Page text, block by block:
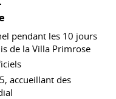
pendant les 10 jours
de la Villa Primrose
accueillant des